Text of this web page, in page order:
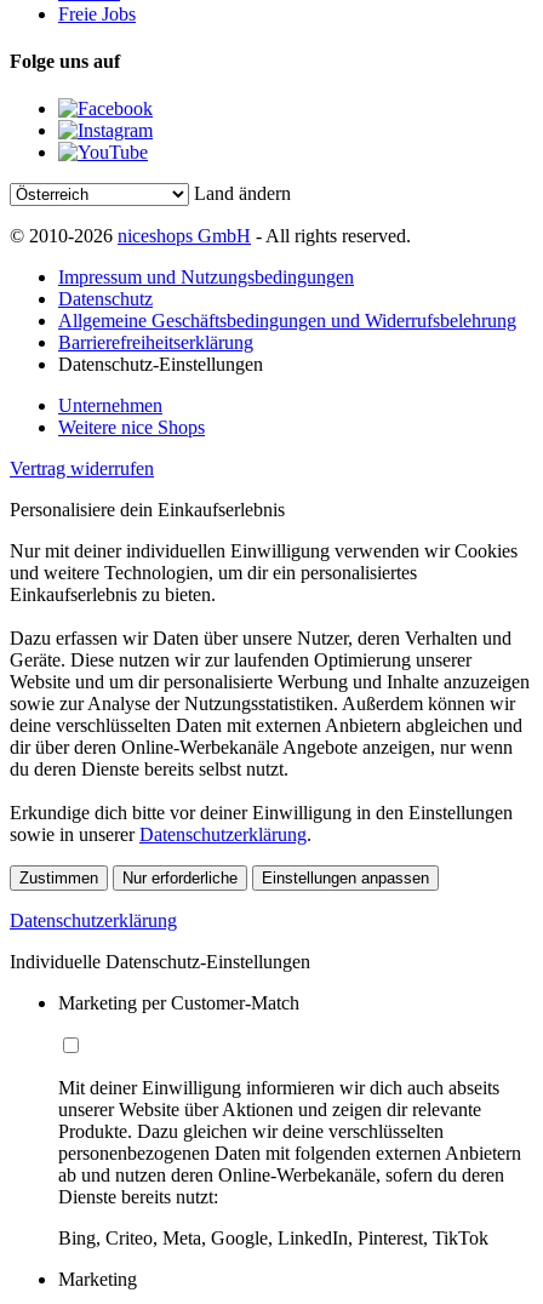
Freie Jobs
Folge uns auf
Land ändern
© 2010-2026 niceshops GmbH - All rights reserved.
Impressum und Nutzungsbedingungen
Datenschutz
Allgemeine Geschäftsbedingungen und Widerrufsbelehrung
Barrierefreiheitserklärung
Datenschutz-Einstellungen
Unternehmen
Weitere nice Shops
Vertrag widerrufen
Personalisiere dein Einkaufserlebnis
Nur mit deiner individuellen Einwilligung verwenden wir Cookies
und weitere Technologien, um dir ein personalisiertes
Einkaufserlebnis zu bieten.
Dazu erfassen wir Daten über unsere Nutzer, deren Verhalten und
Geräte. Diese nutzen wir zur laufenden Optimierung unserer
Website und um dir personalisierte Werbung und Inhalte anzuzeigen
sowie zur Analyse der Nutzungsstatistiken. Außerdem können wir
deine verschlüsselten Daten mit externen Anbietern abgleichen und
dir über deren Online-Werbekanäle Angebote anzeigen, nur wenn
du deren Dienste bereits selbst nutzt.
Erkundige dich bitte vor deiner Einwilligung in den Einstellungen
sowie in unsererDatenschutzerklärung.
Zustimmen Nur erforderliche Einstellungen anpassen
Datenschutzerklärung
Individuelle Datenschutz-Einstellungen
Marketing per Customer-Match
Mit deiner Einwilligung informieren wir dich auch abseits
unserer Website über Aktionen und zeigen dir relevante
Produkte. Dazu gleichen wir deine verschlüsselten
personenbezogenen Daten mit folgenden externen Anbietern
ab und nutzen deren Online-Werbekanäle, sofern du deren
Dienste bereits nutzt:
Bing, Criteo, Meta, Google, LinkedIn, Pinterest, TikTok
Marketing